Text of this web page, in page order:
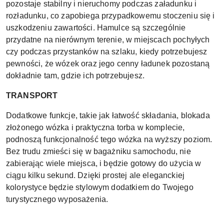
pozostaje stabilny i nieruchomy podczas załadunku i
rozładunku, co zapobiega przypadkowemu stoczeniu się i
uszkodzeniu zawartości. Hamulce są szczególnie
przydatne na nierównym terenie, w miejscach pochyłych
czy podczas przystanków na szlaku, kiedy potrzebujesz
pewności, że wózek oraz jego cenny ładunek pozostaną
dokładnie tam, gdzie ich potrzebujesz.
TRANSPORT
Dodatkowe funkcje, takie jak łatwość składania, blokada
złożonego wózka i praktyczna torba w komplecie,
podnoszą funkcjonalność tego wózka na wyższy poziom.
Bez trudu zmieści się w bagażniku samochodu, nie
zabierając wiele miejsca, i będzie gotowy do użycia w
ciągu kilku sekund. Dzięki prostej ale eleganckiej
kolorystyce będzie stylowym dodatkiem do Twojego
turystycznego wyposażenia.